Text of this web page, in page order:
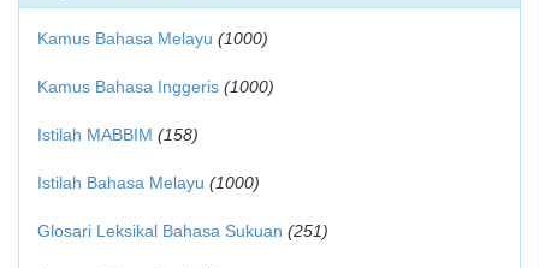
Kamus Bahasa Melayu (1000)
Kamus Bahasa Inggeris (1000)
Istilah MABBIM (158)
Istilah Bahasa Melayu (1000)
Glosari Leksikal Bahasa Sukuan (251)